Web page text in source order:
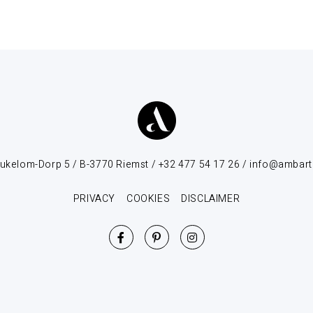
Dorp 5 / B-3770 Riemst / +32 477 54 17 26 /
PRIVACY COOKIES DISCLAIMER